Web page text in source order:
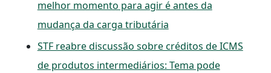
melhor momento para agir é antes da
mudança da carga tributária
STF reabre discussão sobre créditos de ICMS
de produtos intermediários: Tema pode